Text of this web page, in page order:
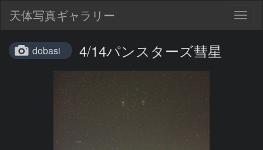
天体写真ギャラリー
dobasi 4/14パンスターズ彗星